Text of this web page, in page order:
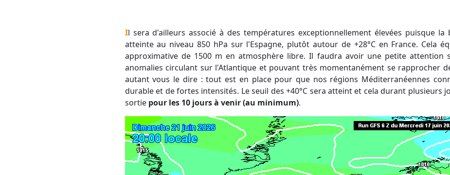
Il sera d'ailleurs associé à des températures exceptionnellement élevées puisque la barre des +30°C sera
atteinte au niveau 850 hPa sur l'Espagne, plutôt autour de +28°C en France. Cela
approximative de 1500 m en atmosphère libre. Il faudra avoir une petite attention
anomalies circulant sur l'Atlantique et pouvant très momentanément se rapprocher
autant vous le dire : tout est en place pour que nos régions Méditerranéennes
durable et de fortes intensités. Le seuil des +40°C sera atteint et cela durant plusieurs
sortie pour les 10 jours à venir (au minimum).